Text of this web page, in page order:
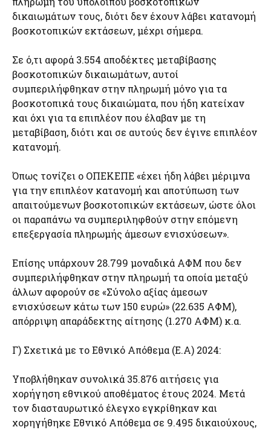
δικαιωμάτων τους, διότι δεν έχουν λάβει κατανομή
βοσκοτοπικών εκτάσεων, μέχρι σήμερα.
Σε ό,τι αφορά 3.554 αποδέκτες μεταβίβασης
βοσκοτοπικών δικαιωμάτων, αυτοί
συμπεριλήφθηκαν στην πληρωμή μόνο για τα
βοσκοτοπικά τους δικαιώματα, που ήδη κατείχαν
και όχι για τα επιπλέον που έλαβαν με τη
μεταβίβαση, διότι και σε αυτούς δεν έγινε επιπλέον
κατανομή.
Όπως τονίζει ο ΟΠΕΚΕΠΕ «έχει ήδη λάβει μέριμνα
για την επιπλέον κατανομή και αποτύπωση των
απαιτούμενων βοσκοτοπικών εκτάσεων, ώστε όλοι
οι παραπάνω να συμπεριληφθούν στην επόμενη
επεξεργασία πληρωμής άμεσων ενισχύσεων».
Επίσης υπάρχουν 28.799 μοναδικά ΑΦΜ που δεν
συμπεριλήφθηκαν στην πληρωμή τα οποία μεταξύ
άλλων αφορούν σε «Σύνολο αξίας άμεσων
ενισχύσεων κάτω των 150 ευρώ» (22.635 ΑΦΜ),
απόρριψη απαράδεκτης αίτησης (1.270 ΑΦΜ) κ.α.
Γ) Σχετικά με το Εθνικό Απόθεμα (Ε.Α) 2024:
Υποβλήθηκαν συνολικά 35.876 αιτήσεις για
χορήγηση εθνικού αποθέματος έτους 2024. Μετά
τον διασταυρωτικό έλεγχο εγκρίθηκαν και
χορηγήθηκε Εθνικό Απόθεμα σε 9.495 δικαιούχους,